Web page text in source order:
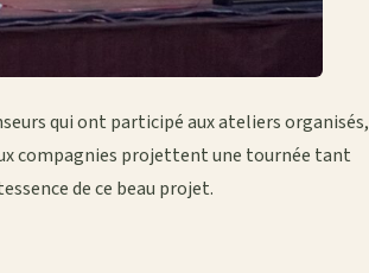
qui ont participé aux ateliers organisés,
compagnies projettent une tournée tant
de ce beau projet.